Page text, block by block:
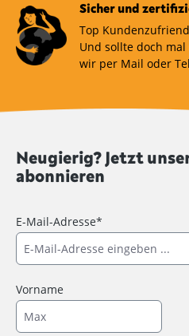
Sicher und
Top
Und sollte doch
wir per Mail oder
Neugierig? Jetzt
abonnieren
E-Mail-Adresse*
Vorname